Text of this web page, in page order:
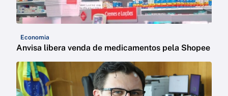
Economia
Anvisa libera venda de medicamentos pela Shopee